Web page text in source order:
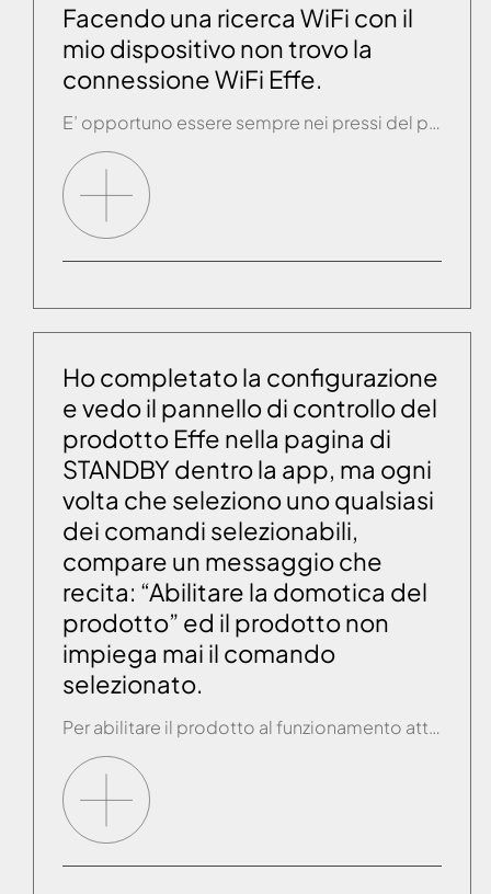
Facendo una ricerca WiFi con il
mio dispositivo non trovo la
connessione WiFi Effe.
E’ opportuno essere sempre nei pressi del prodotto Effe (non più lontano di 5 metri) nella fase di collegamento. Se si è certi di aver acquistato il modulo WiFi Effe Comfort Control e, cercando la connessione WiFi del suddetto modulo con il proprio dispositivo, non la si trova fra le connessioni presenti, è molto probabile […]
Ho completato la configurazione
e vedo il pannello di controllo del
prodotto Effe nella pagina di
STANDBY dentro la app, ma ogni
volta che seleziono uno qualsiasi
dei comandi selezionabili,
compare un messaggio che
recita: “Abilitare la domotica del
prodotto” ed il prodotto non
impiega mai il comando
selezionato.
Per abilitare il prodotto al funzionamento attraverso la app è necessario attivare l’apposita spia sul pannello di controllo del prodotto Effe. Nel caso si tratti di una sauna, con la funzione SAUNA non attiva, occorre tenere premuto il tasto SAUNA fino all’accensione del led REMOTE. Una volta acceso il led REMOTE, aprire la app e […]